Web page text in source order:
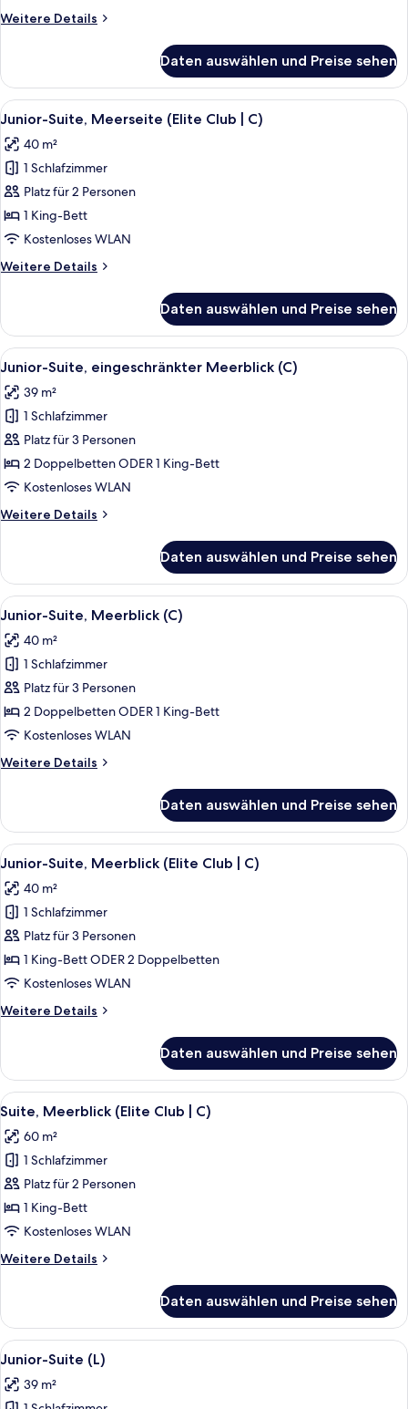
Weitere Details
Weitere
Suite
(C)
Daten auswählen und Preise sehen
Alle
Fotos
für
Junior-
Suite,
Meerseite
(Elite
|
Ein Bett mit gemustertem Überwurf,
10
Junior-Suite, Meerseite (Elite Club | C)
40 m²
1 Schlafzimmer
Platz für 2 Personen
1 King-Bett
Kostenloses WLAN
Weitere Details
Weitere
Suite,
Meerseite
(Elite
C)
Daten auswählen und Preise sehen
Alle
Fotos
für
Junior-
Suite,
eingeschränkter
Meerblick
anzeigen
Ein Hotelzimmer mit zwei Betten,
7
Junior-Suite, eingeschränkter Meerblick (C)
39 m²
1 Schlafzimmer
Platz für 3 Personen
2 Doppelbetten ODER 1 King-Bett
Kostenloses WLAN
Weitere Details
Weitere
Suite,
eingeschränkter
Meerblick
Daten auswählen und Preise sehen
Alle
Fotos
für
Junior-
Suite,
Meerblick
(C)
Ein modernes Hotelzimmer mit
6
Junior-Suite, Meerblick (C)
40 m²
1 Schlafzimmer
Platz für 3 Personen
2 Doppelbetten ODER 1 King-Bett
Kostenloses WLAN
Weitere Details
Weitere
Suite,
Meerblick
(C)
Daten auswählen und Preise sehen
Alle
Fotos
für
Junior-
Suite,
Meerblick
(Elite
|
Eine Person gießt ein Getränk in ein
9
Junior-Suite, Meerblick (Elite Club | C)
40 m²
1 Schlafzimmer
Platz für 3 Personen
1 King-Bett ODER 2 Doppelbetten
Kostenloses WLAN
Weitere Details
Weitere
Suite,
Meerblick
(Elite
C)
Daten auswählen und Preise sehen
Alle
Fotos
für
Suite,
Meerblick
(Elite
Club
C)
Ein Hotelzimmer mit einem großen
15
Suite, Meerblick (Elite Club | C)
60 m²
1 Schlafzimmer
Platz für 2 Personen
1 King-Bett
Kostenloses WLAN
Weitere Details
Weitere
Meerblick
(Elite
Club
C)
Daten auswählen und Preise sehen
Alle
Fotos
für
Ein modernes Hotelzimmer mit
6
Junior-Suite (L)
39 m²